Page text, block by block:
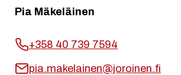
Pia Mäkeläinen
+358 40 739 7594
pia.makelainen@joroinen.fi